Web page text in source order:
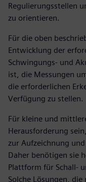
Regulierungsstellen
zu orientieren.
Für die oben
Entwicklung der
Schwingungs- und
ist, die Messungen
die erforderlichen
Verfügung zu stellen.
Für kleine und
Herausforderung
zur Aufzeichnung
Daher benötigen sie
Plattform für Schall-
Solche Lösungen,